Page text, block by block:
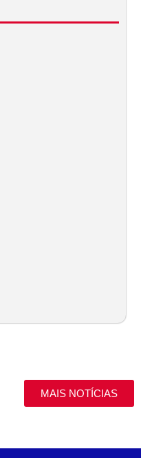
MAIS NOTÍCIAS